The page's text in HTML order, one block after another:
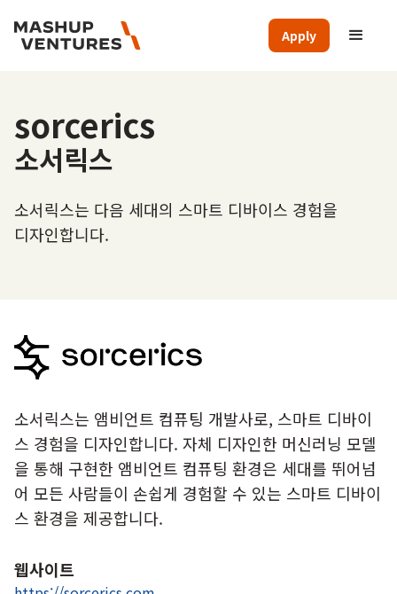
Apply
sorcerics
소서릭스
소서릭스는 다음 세대의 스마트 디바이스 경험을
디자인합니다.
소서릭스는 앰비언트 컴퓨팅 개발사로, 스마트 디바이
스 경험을 디자인합니다. 자체 디자인한 머신러닝 모델
을 통해 구현한 앰비언트 컴퓨팅 환경은 세대를 뛰어넘
어 모든 사람들이 손쉽게 경험할 수 있는 스마트 디바이
스 환경을 제공합니다.
웹사이트